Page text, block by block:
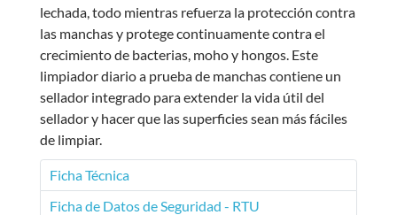
lechada, todo mientras refuerza la protección contra
las manchas y protege continuamente contra el
crecimiento de bacterias, moho y hongos. Este
limpiador diario a prueba de manchas contiene un
sellador integrado para extender la vida útil del
sellador y hacer que las superficies sean más fáciles
de limpiar.
Ficha Técnica
Ficha de Datos de Seguridad - RTU